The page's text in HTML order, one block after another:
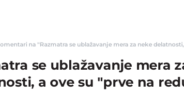
na "Razmatra se ublažavanje mera za neke
se ublažavanje mera
a ove su "prve na